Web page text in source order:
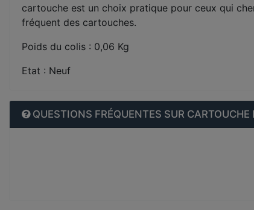
cartouche est un choix pratique pour ceux qui
fréquent des cartouches.
Poids du colis : 0,06 Kg
Etat : Neuf
QUESTIONS FRÉQUENTES SUR